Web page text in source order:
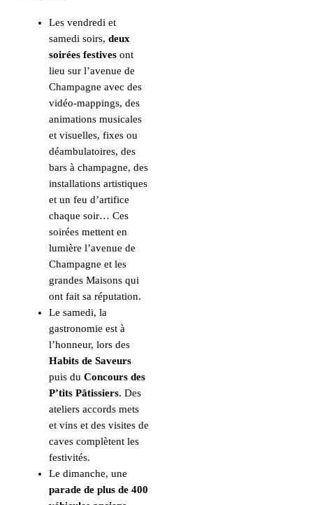
Les vendredi et
samedi soirs, deux
soirées festives ont
lieu sur l’avenue de
Champagne avec des
vidéo-mappings, des
animations musicales
et visuelles, fixes ou
déambulatoires, des
bars à champagne, des
installations artistiques
et un feu d’artifice
chaque soir… Ces
soirées mettent en
lumière l’avenue de
Champagne et les
grandes Maisons qui
ont fait sa réputation.
Le samedi, la
gastronomie est à
l’honneur, lors des
Habits de Saveurs
puis du Concours des
P’tits Pâtissiers. Des
ateliers accords mets
et vins et des visites de
caves complètent les
festivités.
Le dimanche, une
parade de plus de 400